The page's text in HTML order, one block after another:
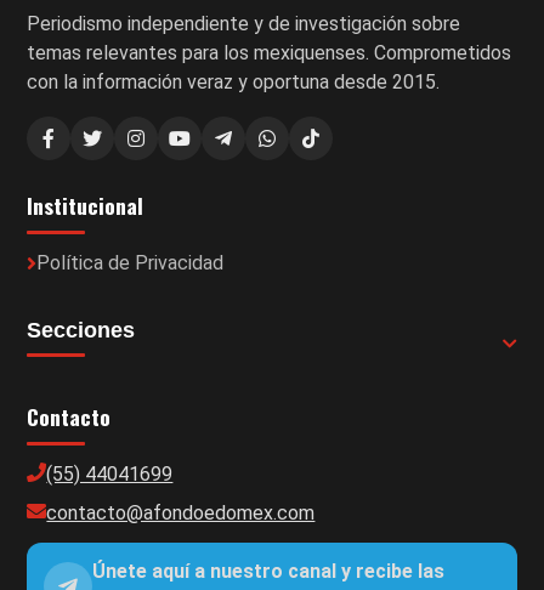
Periodismo independiente y de investigación sobre
temas relevantes para los mexiquenses. Comprometidos
con la información veraz y oportuna desde 2015.
Institucional
Política de Privacidad
Secciones
Contacto
(55) 44041699
contacto@afondoedomex.com
Únete aquí a nuestro canal y recibe las